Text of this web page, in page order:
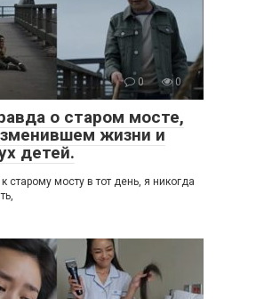
0 0
о старом мосте,
жизни и
детей.
старому мосту в тот день, я никогда